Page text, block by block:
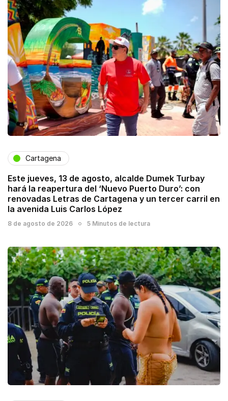
Cartagena
Este jueves, 13 de agosto, alcalde Dumek Turbay
hará la reapertura del ‘Nuevo Puerto Duro’: con
renovadas Letras de Cartagena y un tercer carril en
la avenida Luis Carlos López
8 de agosto de 2026 5 Minutos de lectura